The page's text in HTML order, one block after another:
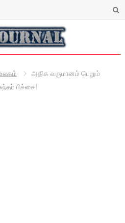
உலகம்
அதிக வருமானம் பெறும்
பிச்சை!